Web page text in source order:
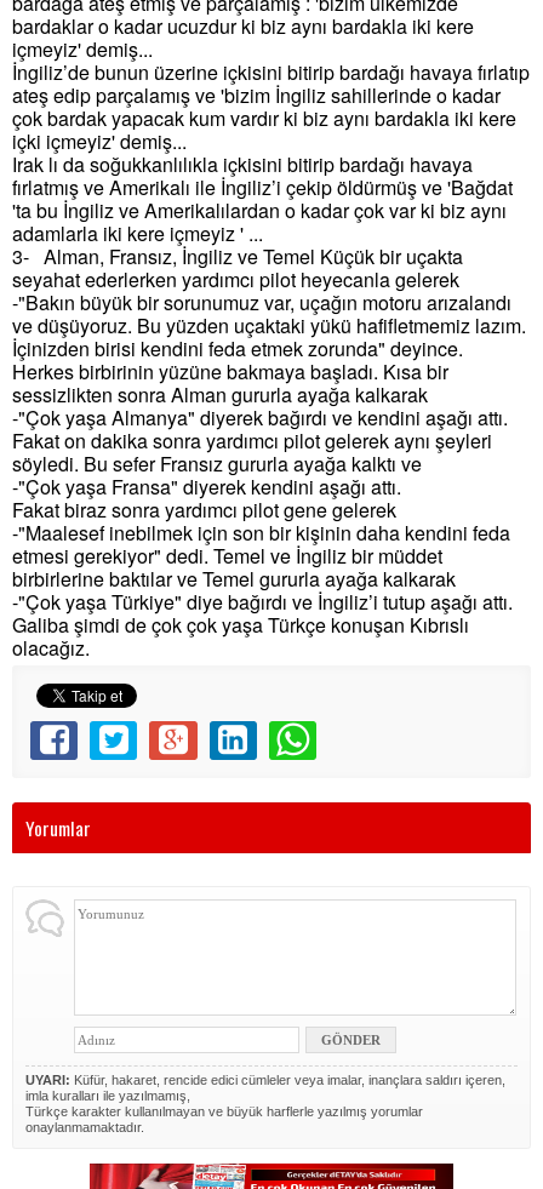
bardaklar o kadar ucuzdur ki biz aynı bardakla iki kere
içmeyiz' demiş...
İngiliz’de bunun üzerine içkisini bitirip bardağı havaya fırlatıp
ateş edip parçalamış ve 'bizim İngiliz sahillerinde o kadar
çok bardak yapacak kum vardır ki biz aynı bardakla iki kere
içki içmeyiz' demiş...
Irak lı da soğukkanlılıkla içkisini bitirip bardağı havaya
fırlatmış ve Amerikalı ile İngiliz’i çekip öldürmüş ve 'Bağdat
'ta bu İngiliz ve Amerikalılardan o kadar çok var ki biz aynı
adamlarla iki kere içmeyiz ' ...
3- Alman, Fransız, İngiliz ve Temel Küçük bir uçakta
seyahat ederlerken yardımcı pilot heyecanla gelerek
-"Bakın büyük bir sorunumuz var, uçağın motoru arızalandı
ve düşüyoruz. Bu yüzden uçaktaki yükü hafifletmemiz lazım.
İçinizden birisi kendini feda etmek zorunda" deyince.
Herkes birbirinin yüzüne bakmaya başladı. Kısa bir
sessizlikten sonra Alman gururla ayağa kalkarak
-"Çok yaşa Almanya" diyerek bağırdı ve kendini aşağı attı.
Fakat on dakika sonra yardımcı pilot gelerek aynı şeyleri
söyledi. Bu sefer Fransız gururla ayağa kalktı ve
-"Çok yaşa Fransa" diyerek kendini aşağı attı.
Fakat biraz sonra yardımcı pilot gene gelerek
-"Maalesef inebilmek için son bir kişinin daha kendini feda
etmesi gerekiyor" dedi. Temel ve İngiliz bir müddet
birbirlerine baktılar ve Temel gururla ayağa kalkarak
-"Çok yaşa Türkiye" diye bağırdı ve İngiliz’i tutup aşağı attı.
Galiba şimdi de çok çok yaşa Türkçe konuşan Kıbrıslı
olacağız.
Yorumlar
UYARI: Küfür, hakaret, rencide edici cümleler veya imalar, inançlara saldırı içeren,
imla kuralları ile yazılmamış,
Türkçe karakter kullanılmayan ve büyük harflerle yazılmış yorumlar
onaylanmamaktadır.